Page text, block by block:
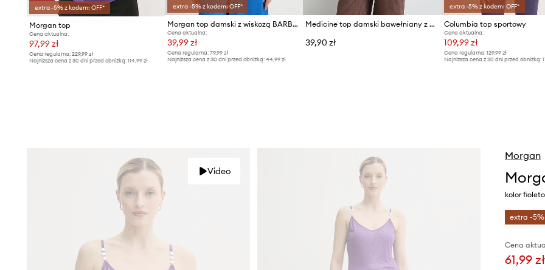
extra -5% z kodem: OFF*
Morgan top
Cena aktualna:
97,99 zł
Cena regularna: 229,99 zł
Najniższa cena z 30 dni przed obniżką: 114,99 zł
extra -5% z kodem: OFF*
Morgan top damski z wiskozą BARBA.N
Cena aktualna:
39,99 zł
Cena regularna:79,99 zł
Najniższa cena z 30 dni przed obniżką:44,99 zł
Medicine top damski bawełniany z elastanem
39,90 zł
extra -5% z kodem: OFF*
Columbia top sportowy
Cena aktualna:
109,99 zł
Cena regularna: 129,99 zł
Najniższa cena z 30 dni przed obniżką:
Video
Morgan
kolor
extra -5%
Cena
61,99 zł